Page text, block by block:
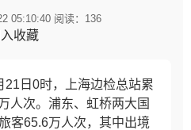
05:10:40 阅读： 136
收藏
21日0时，上海边检总站累
人次。浦东、虹桥两大国
客65.6万人次，其中出境